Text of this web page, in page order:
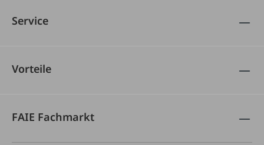
Service
Vorteile
FAIE Fachmarkt